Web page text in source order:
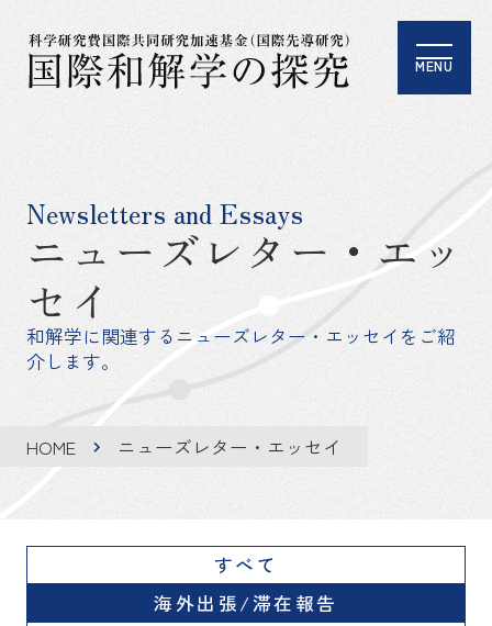
MENU
ニューズレター・エッ
セイ
Newsletters and Essays
和解学に関連するニューズレター・エッセイをご紹
介します。
HOME ニューズレター・エッセイ
すべて
海外出張/滞在報告